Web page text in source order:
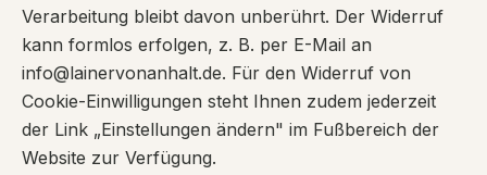
Verarbeitung bleibt davon unberührt. Der Widerruf
kann formlos erfolgen, z. B. per E-Mail an
info@lainervonanhalt.de. Für den Widerruf von
Cookie-Einwilligungen steht Ihnen zudem jederzeit
der Link „Einstellungen ändern" im Fußbereich der
Website zur Verfügung.